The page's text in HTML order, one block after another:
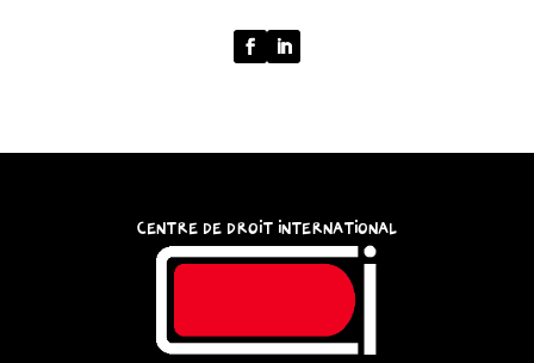
CENTRE DE DROIT INTERNATIONAL